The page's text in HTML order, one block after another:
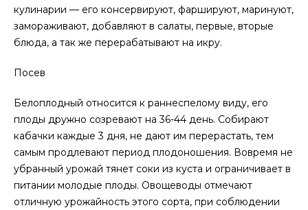
кулинарии — его консервируют, фаршируют, маринуют,
замораживают, добавляют в салаты, первые, вторые
блюда, а так же перерабатывают на икру.
Посев
Белоплодный относится к раннеспелому виду, его
плоды дружно созревают на 36-44 день. Собирают
кабачки каждые 3 дня, не дают им перерастать, тем
самым продлевают период плодоношения. Вовремя не
убранный урожай тянет соки из куста и ограничивает в
питании молодые плоды. Овощеводы отмечают
отличную урожайность этого сорта, при соблюдении